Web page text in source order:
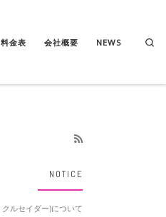
料金表 会社概要 NEWS
NOTICE
ルセイダー)について